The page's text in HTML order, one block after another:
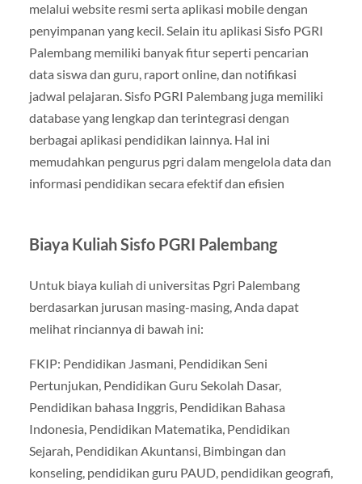
melalui website resmi serta aplikasi mobile dengan
penyimpanan yang kecil. Selain itu aplikasi Sisfo PGRI
Palembang memiliki banyak fitur seperti pencarian
data siswa dan guru, raport online, dan notifikasi
jadwal pelajaran. Sisfo PGRI Palembang juga memiliki
database yang lengkap dan terintegrasi dengan
berbagai aplikasi pendidikan lainnya. Hal ini
memudahkan pengurus pgri dalam mengelola data dan
informasi pendidikan secara efektif dan efisien
Biaya Kuliah Sisfo PGRI Palembang
Untuk biaya kuliah di universitas Pgri Palembang
berdasarkan jurusan masing-masing, Anda dapat
melihat rinciannya di bawah ini:
FKIP: Pendidikan Jasmani, Pendidikan Seni
Pertunjukan, Pendidikan Guru Sekolah Dasar,
Pendidikan bahasa Inggris, Pendidikan Bahasa
Indonesia, Pendidikan Matematika, Pendidikan
Sejarah, Pendidikan Akuntansi, Bimbingan dan
konseling, pendidikan guru PAUD, pendidikan geografi,